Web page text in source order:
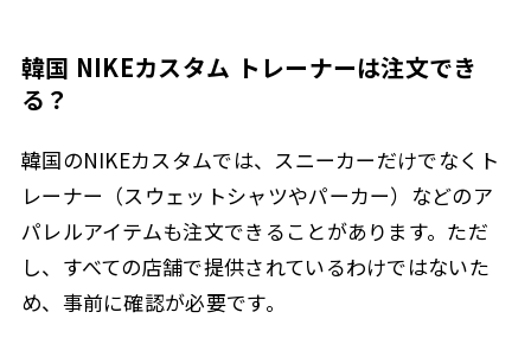
韓国 NIKEカスタム トレーナーは注文でき
る？
韓国のNIKEカスタムでは、スニーカーだけでなくト
レーナー（スウェットシャツやパーカー）などのア
パレルアイテムも注文できることがあります。ただ
し、すべての店舗で提供されているわけではないた
め、事前に確認が必要です。